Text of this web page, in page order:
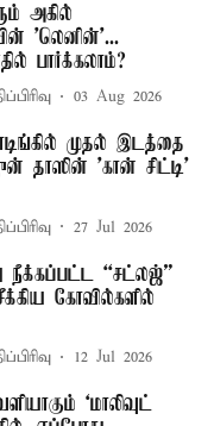
அகில்
'லெனின்'...
பார்க்கலாம்?
03 Aug 2026
முதல் இடத்தை
தாஸின் 'கான் சிட்டி'
27 Jul 2026
நீக்கப்பட்ட “சட்லஜ்”
கோவில்களில்
12 Jul 2026
‘மாலிவுட்